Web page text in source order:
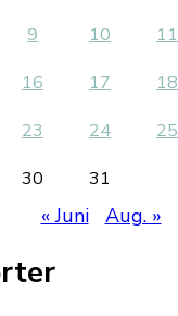
9 10 11
16 17 18
23 24 25
30 31
« Juni Aug. »